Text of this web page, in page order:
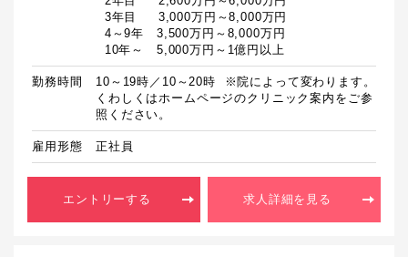
  10年～　5,000万円～1億円以上
勤務時間
10～19時／10～20時  ※院によって変わります。
くわしくはホームページのクリニック案内をご参
照ください。
雇用形態 正社員
エントリーする 求人詳細を見る